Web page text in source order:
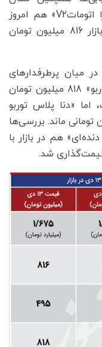
می‌دهد در میان ایران خودرویی‌ها «تارا اتوماتV2» هم امروز
رشد 10 میلیونی قیمت افزایش و در بازار 816 میلیون تومان
میان پرطرفدارهای
ایران خودرو امروز «دنا پلاس 6 دنده توربو» 818 میلیون تومان
داشت، اما «دنا پلاس توربو
تغییر در بازار 845 میلیون تومانی ماند. بررسی‌‌ها
همچنین نشان می‌دهد امروز پژو «207 دنده‌ای» هم در بازار با